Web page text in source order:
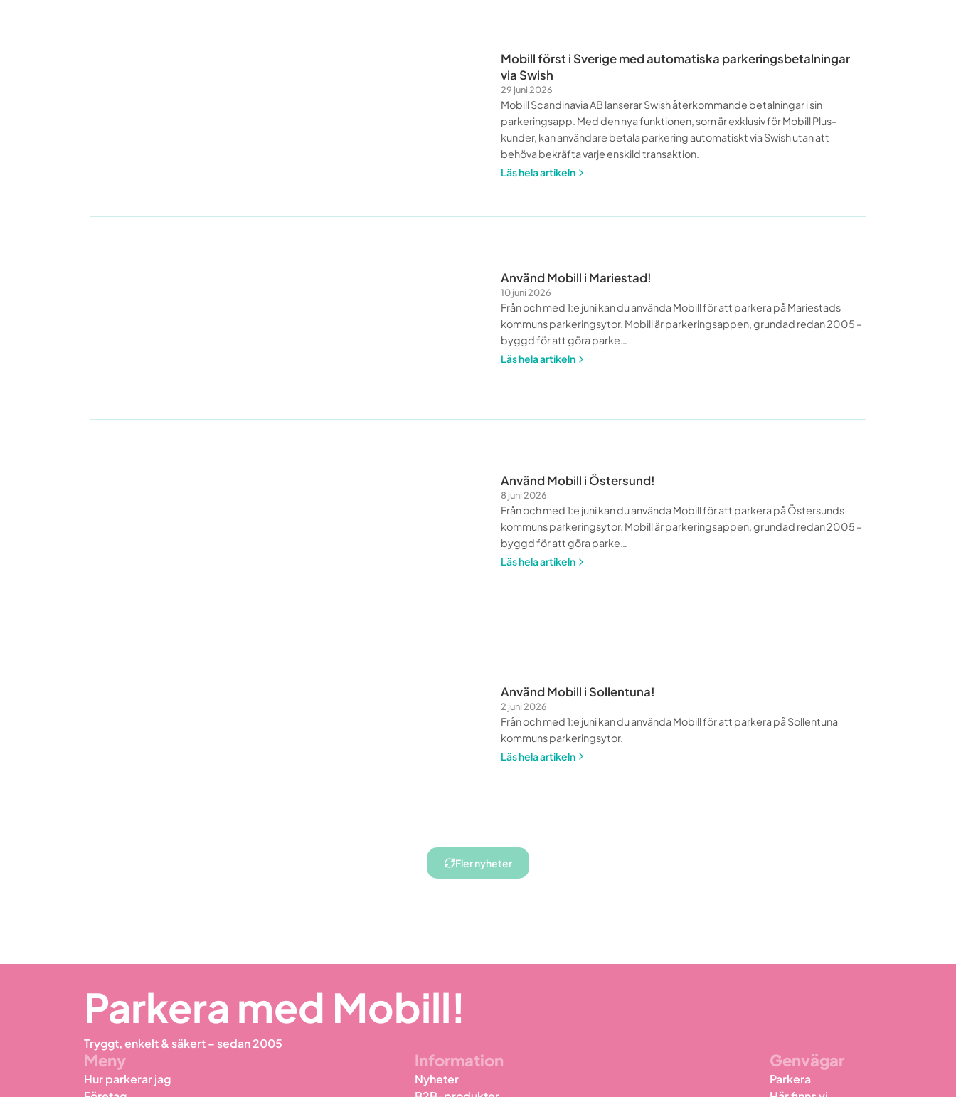
Mobill först i Sverige med automatiska parkeringsbetalningar
via Swish
29 juni 2026
Mobill Scandinavia AB lanserar Swish återkommande betalningar i sin
parkeringsapp. Med den nya funktionen, som är exklusiv för Mobill Plus-
kunder, kan användare betala parkering automatiskt via Swish utan att
behöva bekräfta varje enskild transaktion.
Läs hela artikeln
Använd Mobill i Mariestad!
10 juni 2026
Från och med 1:e juni kan du använda Mobill för att parkera på Mariestads
kommuns parkeringsytor. Mobill är parkeringsappen, grundad redan 2005 –
byggd för att göra parke…
Läs hela artikeln
Använd Mobill i Östersund!
8 juni 2026
Från och med 1:e juni kan du använda Mobill för att parkera på Östersunds
kommuns parkeringsytor. Mobill är parkeringsappen, grundad redan 2005 –
byggd för att göra parke…
Läs hela artikeln
Använd Mobill i Sollentuna!
2 juni 2026
Från och med 1:e juni kan du använda Mobill för att parkera på Sollentuna
kommuns parkeringsytor.
Läs hela artikeln
Fler nyheter
Parkera med Mobill!
Tryggt, enkelt & säkert – sedan 2005
Meny
Hur parkerar jag
Information
Nyheter
Genvägar
Parkera